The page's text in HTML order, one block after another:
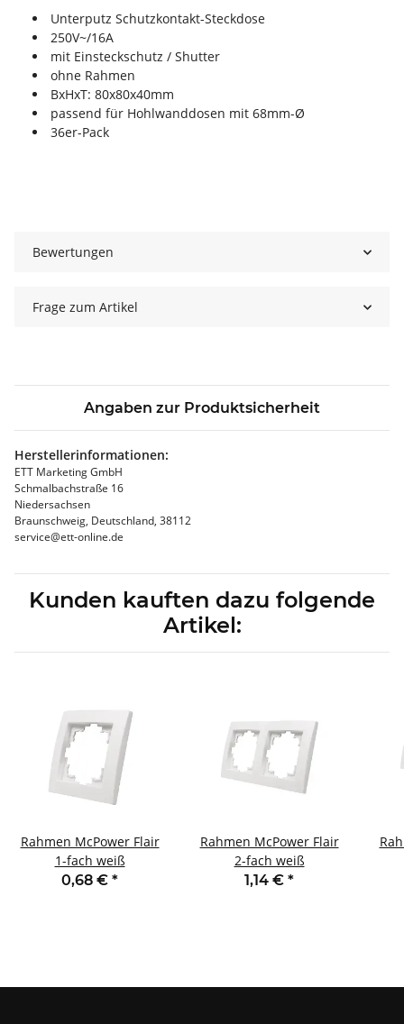
Unterputz Schutzkontakt-Steckdose
250V~/16A
mit Einsteckschutz / Shutter
ohne Rahmen
BxHxT: 80x80x40mm
passend für Hohlwanddosen mit 68mm-Ø
36er-Pack
Bewertungen
Frage zum Artikel
Angaben zur Produktsicherheit
Herstellerinformationen:
ETT Marketing GmbH
Schmalbachstraße 16
Niedersachsen
Braunschweig, Deutschland, 38112
service@ett-online.de
Kunden kauften dazu folgende
Artikel:
Rahmen McPower Flair
1-fach weiß
0,68 € *
Rahmen McPower Flair
2-fach weiß
1,14 € *